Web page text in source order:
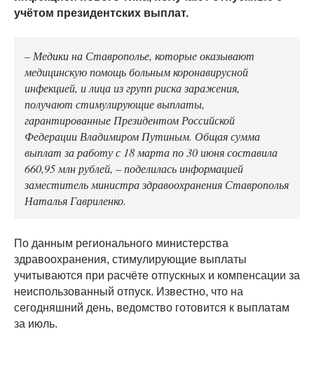
учётом президентских выплат.
– Медики на Ставрополье, которые оказывают
медицинскую помощь больным коронавирусной
инфекцией, и лица из групп риска заражения,
получают стимулирующие выплаты,
гарантированные Президентом Российской
Федерации Владимиром Путиным. Общая сумма
выплат за работу с 18 марта по 30 июня составила
660,95 млн рублей, – поделилась информацией
заместитель министра здравоохранения Ставрополья
Наталья Гавриленко.
По данным регионального министерства
здравоохранения, стимулирующие выплаты
учитываются при расчёте отпускных и компенсации за
неиспользованный отпуск. Известно, что на
сегодняшний день, ведомство готовится к выплатам
за июль.